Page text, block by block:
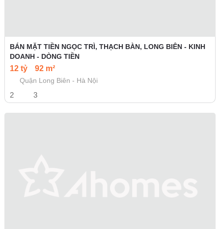
BÁN MẶT TIỀN NGỌC TRÌ, THẠCH BÀN, LONG BIÊN - KINH
DOANH - DÒNG TIỀN
12 tỷ 92 m²
Quận Long Biên - Hà Nội
2 3